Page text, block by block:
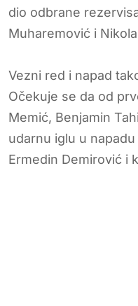
dio odbrane
Muharemović i
Vezni red i napad
Očekuje se da od
Memić, Benjamin
udarnu iglu u
Ermedin Demirović i